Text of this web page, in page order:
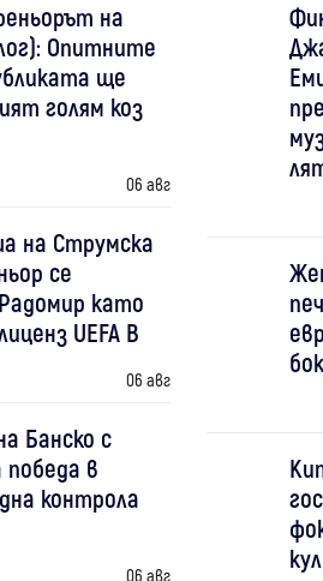
на
Опитните
ще
голям коз
06 авг
на Струмска
се
като
UEFA B
06 авг
Банско с
в
контрола
06 авг